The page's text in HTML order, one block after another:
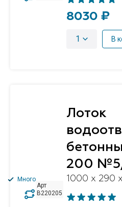
8030 ₽
1 В
Арт
B220205
Много
Лоток
200
1000 x 290